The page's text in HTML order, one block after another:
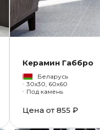
Керамин Габбро
Беларусь
30x30, 60x60
Под камень
Цена от 855 ₽